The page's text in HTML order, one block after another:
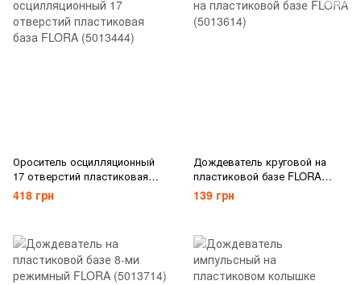
Ороситель осцилляционный
17 отверстий пластиковая
база FLORA (5013444)
418 грн
Дождеватель круговой на
пластиковой базе FLORA
(5013614)
139 грн